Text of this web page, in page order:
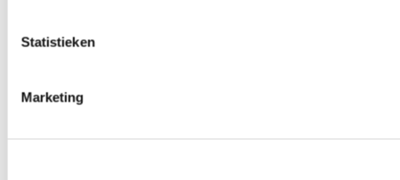
Statistieken
Marketing